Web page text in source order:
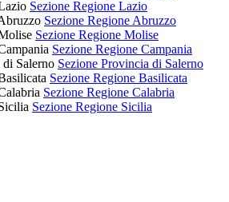
Sezione Regione Lazio
Sezione Regione Abruzzo
Sezione Regione Molise
Sezione Regione Campania
di Salerno Sezione Provincia di Salerno
Sezione Regione Basilicata
Sezione Regione Calabria
Sezione Regione Sicilia